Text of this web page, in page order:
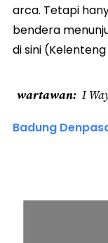
arca. Tetapi
bendera
di sini
wartawan I
Badung